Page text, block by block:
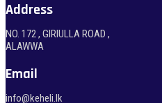
Address
NO. 172 , GIRIULLA ROAD ,
ALAWWA
Email
info@keheli.lk